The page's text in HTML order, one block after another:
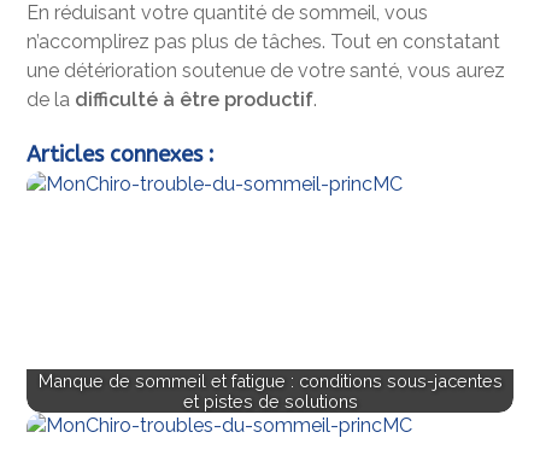
En réduisant votre quantité de sommeil, vous
n’accomplirez pas plus de tâches. Tout en constatant
une détérioration soutenue de votre santé, vous aurez
de la difficulté à être productif.
Articles connexes :
Manque de sommeil et fatigue : conditions sous-jacentes
et pistes de solutions